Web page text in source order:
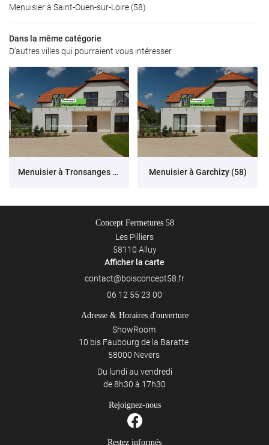
Menuisier à Saint-Ouen-sur-Loire (58)
Dans la même catégorie
D'autres villes qui pourraient vous intéresser
Menuisier à Tronsanges (58) Menuisier à Garchizy (58)
Concept Fermetures 58
Les Pilliers
58110 Alluy
Afficher la carte
06 12 55 23 00
Adresse & Horaires d'ouverture
ShowRoom
10 bis Faubourg de la Baratte
58000 Nevers
Du lundi au vendredi
de 8h30 à 17h30
Rejoignez-nous
Restez informés